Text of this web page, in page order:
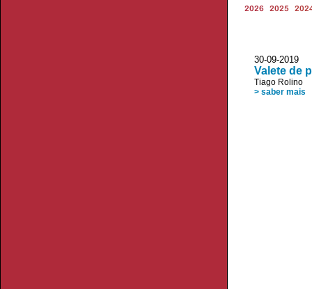
2026 2025
30-09-
Valete de
Tiago Rolino
> saber mais